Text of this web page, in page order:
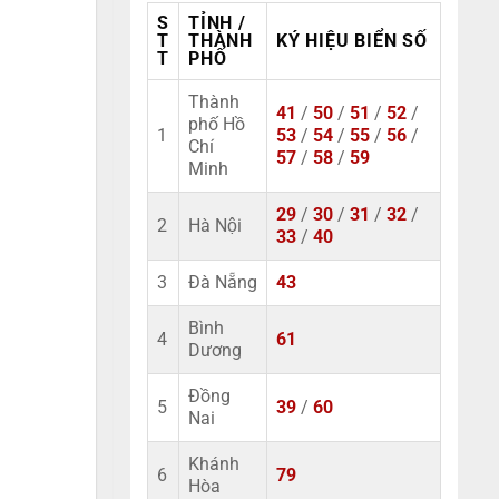
S
T
T
TỈNH /
THÀNH
PHỐ
KÝ HIỆU BIỂN SỐ
1
Thành
phố Hồ
Chí
Minh
41 / 50 / 51 / 52 /
53 / 54 / 55 / 56 /
57 / 58 / 59
2 Hà Nội
29 / 30 / 31 / 32 /
33 / 40
3 Đà Nẵng 43
4
Bình
Dương
61
5
Đồng
Nai
39 / 60
6
Khánh
Hòa
79